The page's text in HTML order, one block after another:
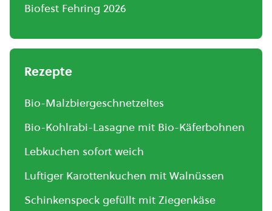
Biofest Fehring 2026
Rezepte
Bio-Malzbiergeschnetzeltes
Bio-Kohlrabi-Lasagne mit Bio-Käferbohnen
Lebkuchen sofort weich
Luftiger Karottenkuchen mit Walnüssen
Schinkenspeck gefüllt mit Ziegenkäse